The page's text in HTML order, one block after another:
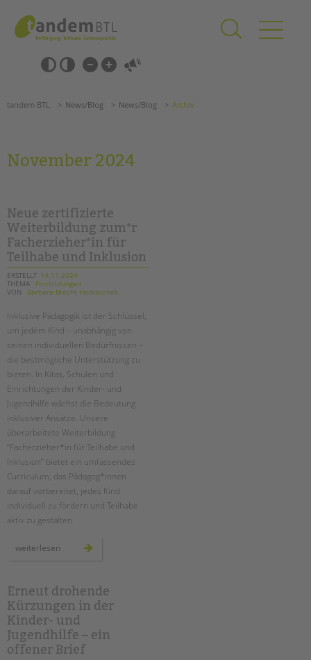
springen
Barrierefrei-
Einstellungen
überspringen
überspringen
Förderzentren
Kollegs
EFöB
Schulbezogene Sozialarbeit
Tagesgruppen
EINGLIEDERUNGSHILFE
BETREUTES WOHNEN
TANDEM BTL AKADEMIE
Zertfikatskurse
Seminarkalender
Seminarräume
STADTTEILARBEIT
PROFIL | LEITBILD
Kinder- und Jugendschutz
Gesellschafter VdK
schoolcoach BTL
tandem international
KARRIERE
Suchen
tandem BTL News/Blog News/Blog Archiv
November 2024
Neue zertifizierte
Weiterbildung zum*r
Facherzieher*in für
Teilhabe und Inklusion
ERSTELLT 14.11.2024
THEMA
Fortbildungen
VON
Barbara Brecht-Hadraschek
Inklusive Pädagogik ist der Schlüssel,
um jedem Kind – unabhängig von
seinen individuellen Bedürfnissen –
die bestmögliche Unterstützung zu
bieten. In Kitas, Schulen und
Einrichtungen der Kinder- und
Jugendhilfe wächst die Bedeutung
inklusiver Ansätze. Unsere
überarbeitete Weiterbildung
“Facherzieher*in für Teilhabe und
Inklusion” bietet ein umfassendes
Curriculum, das Pädagog*innen
darauf vorbereitet, jedes Kind
individuell zu fördern und Teilhabe
aktiv zu gestalten.
weiterlesen
zertifizierte
für
teilhabe
und
inklusion
Erneut drohende
Kürzungen in der
Kinder- und
Jugendhilfe – ein
offener Brief